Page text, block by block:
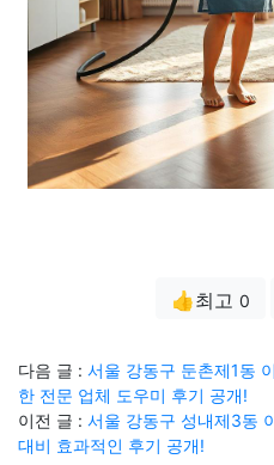
👍최고 0
다음 글 : 서울 강동구 둔촌제1동
한 전문 업체 도우미 후기 공개!
이전 글 : 서울 강동구 성내제3동
대비 효과적인 후기 공개!